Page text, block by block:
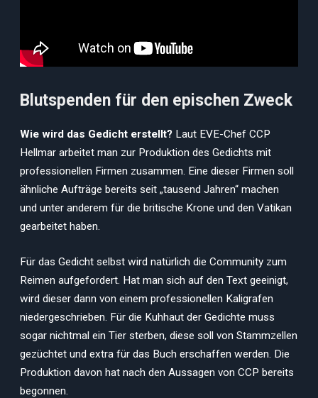
Blutspenden für den epischen Zweck
Wie wird das Gedicht erstellt? Laut EVE-Chef CCP
Hellmar arbeitet man zur Produktion des Gedichts mit
professionellen Firmen zusammen. Eine dieser Firmen soll
ähnliche Aufträge bereits seit „tausend Jahren“ machen
und unter anderem für die britische Krone und den Vatikan
gearbeitet haben.
Für das Gedicht selbst wird natürlich die Community zum
Reimen aufgefordert. Hat man sich auf den Text geeinigt,
wird dieser dann von einem professionellen Kaligrafen
niedergeschrieben. Für die Kuhhaut der Gedichte muss
sogar nichtmal ein Tier sterben, diese soll von Stammzellen
gezüchtet und extra für das Buch erschaffen werden. Die
Produktion davon hat nach den Aussagen von CCP bereits
begonnen.